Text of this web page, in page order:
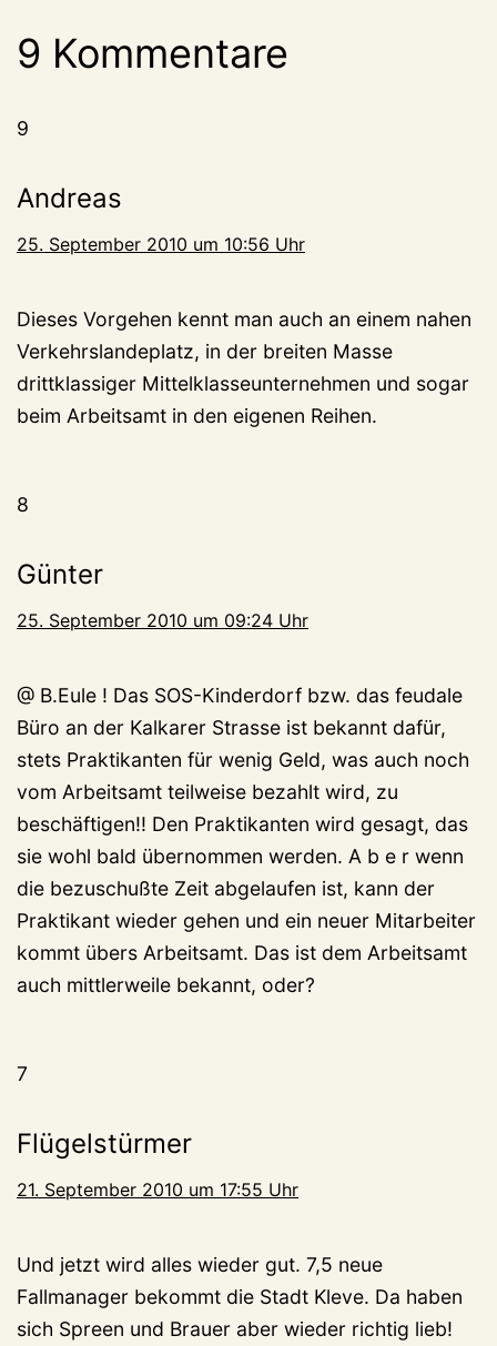
9 Kommentare
9
Andreas
25. September 2010 um 10:56 Uhr
Dieses Vorgehen kennt man auch an einem nahen
Verkehrslandeplatz, in der breiten Masse
drittklassiger Mittelklasseunternehmen und sogar
beim Arbeitsamt in den eigenen Reihen.
8
Günter
25. September 2010 um 09:24 Uhr
@ B.Eule ! Das SOS-Kinderdorf bzw. das feudale
Büro an der Kalkarer Strasse ist bekannt dafür,
stets Praktikanten für wenig Geld, was auch noch
vom Arbeitsamt teilweise bezahlt wird, zu
beschäftigen!! Den Praktikanten wird gesagt, das
sie wohl bald übernommen werden. A b e r wenn
die bezuschußte Zeit abgelaufen ist, kann der
Praktikant wieder gehen und ein neuer Mitarbeiter
kommt übers Arbeitsamt. Das ist dem Arbeitsamt
auch mittlerweile bekannt, oder?
7
Flügelstürmer
21. September 2010 um 17:55 Uhr
Und jetzt wird alles wieder gut. 7,5 neue
Fallmanager bekommt die Stadt Kleve. Da haben
sich Spreen und Brauer aber wieder richtig lieb!